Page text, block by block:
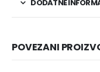
DODATNE
POVEZANI